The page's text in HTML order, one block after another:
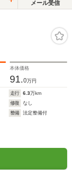
メール受信
本体価格
91.0万円
走行 6.3万km
修復
なし
整備
法定整備付